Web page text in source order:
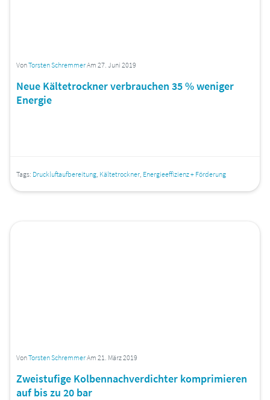
VonTorsten SchremmerAm 27. Juni 2019
Neue Kältetrockner verbrauchen 35 % weniger
Energie
Tags: Druckluftaufbereitung, Kältetrockner, Energieeffizienz + Förderung
VonTorsten SchremmerAm 21. März 2019
Zweistufige Kolbennachverdichter komprimieren
auf bis zu 20 bar